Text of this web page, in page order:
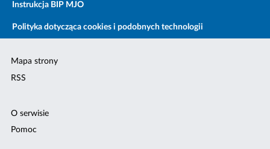
Instrukcja BIP MJO
Polityka dotycząca cookies i podobnych technologii
Mapa strony
RSS
O serwisie
Pomoc